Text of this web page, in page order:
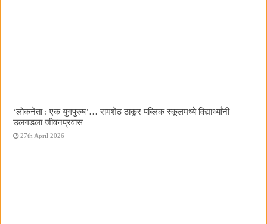
‌‘लोकनेता : एक युगपुरुष‌’… रामशेठ ठाकूर पब्लिक स्कूलमध्ये विद्यार्थ्यांनी
उलगडला जीवनप्रवास
27th April 2026